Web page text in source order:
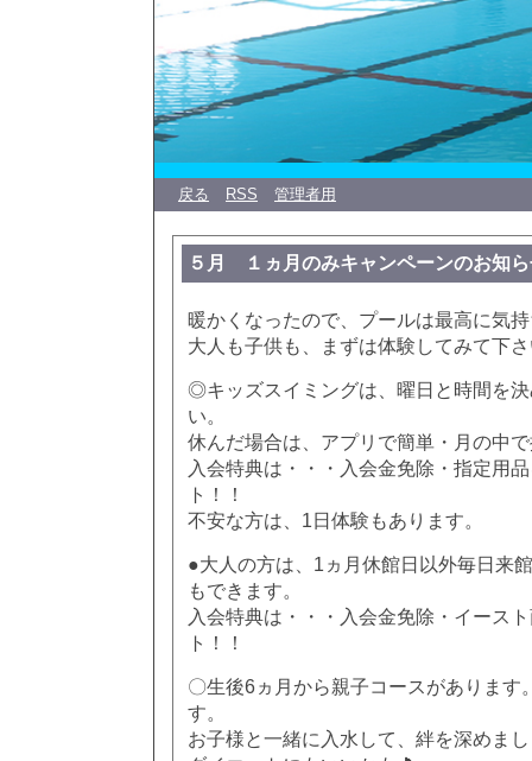
戻る RSS 管理者用
５月 １ヵ月のみキャンペーンのお知
暖かくなったので、プールは最高に気
大人も子供も、まずは体験してみて下
◎キッズスイミングは、曜日と時間を
い。
休んだ場合は、アプリで簡単・月の中
入会特典は・・・入会金免除・指定用
ト！！
不安な方は、1日体験もあります。
●大人の方は、1ヵ月休館日以外毎日来
もできます。
入会特典は・・・入会金免除・イース
ト！！
〇生後6ヵ月から親子コースがあります
す。
お子様と一緒に入水して、絆を深めま